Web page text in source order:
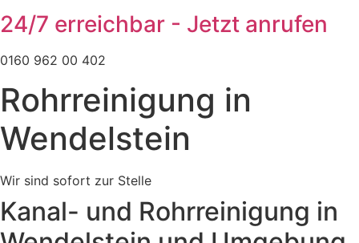
24/7 erreichbar - Jetzt anrufen
0160 962 00 402
Rohrreinigung in
Wendelstein
Wir sind sofort zur Stelle
Kanal- und Rohrreinigung in